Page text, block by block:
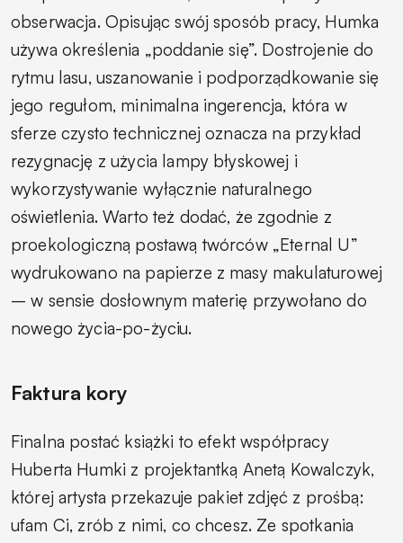
obserwacja. Opisując swój sposób pracy, Humka
używa określenia „poddanie się”. Dostrojenie do
rytmu lasu, uszanowanie i podporządkowanie się
jego regułom, minimalna ingerencja, która w
sferze czysto technicznej oznacza na przykład
rezygnację z użycia lampy błyskowej i
wykorzystywanie wyłącznie naturalnego
oświetlenia. Warto też dodać, że zgodnie z
proekologiczną postawą twórców „Eternal U”
wydrukowano na papierze z masy makulaturowej
– w sensie dosłownym materię przywołano do
nowego życia-po-życiu.
Faktura kory
Finalna postać książki to efekt współpracy
Huberta Humki z projektantką Anetą Kowalczyk,
której artysta przekazuje pakiet zdjęć z prośbą:
ufam Ci, zrób z nimi, co chcesz. Ze spotkania